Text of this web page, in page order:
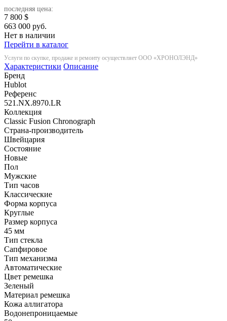
последняя цена:
7 800 $
663 000 руб.
Нет в наличии
Перейти в каталог
Услуги по скупке, продаже и ремонту осуществляет ООО «ХРОНОЛЭНД»
Характеристики Описание
Бренд
Hublot
Референс
521.NX.8970.LR
Коллекция
Classic Fusion Chronograph
Страна-производитель
Швейцария
Состояние
Новые
Пол
Мужские
Тип часов
Классические
Форма корпуса
Круглые
Размер корпуса
45 мм
Тип стекла
Сапфировое
Тип механизма
Автоматические
Цвет ремешка
Зеленый
Материал ремешка
Кожа аллигатора
Водонепроницаемые